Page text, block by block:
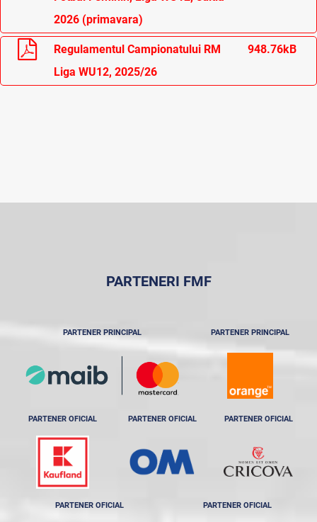
2026 (primavara)
Regulamentul Campionatului RM
Liga WU12, 2025/26
948.76kB
PARTENERI FMF
PARTENER PRINCIPAL PARTENER PRINCIPAL
PARTENER OFICIAL PARTENER OFICIAL PARTENER OFICIAL
PARTENER OFICIAL PARTENER OFICIAL